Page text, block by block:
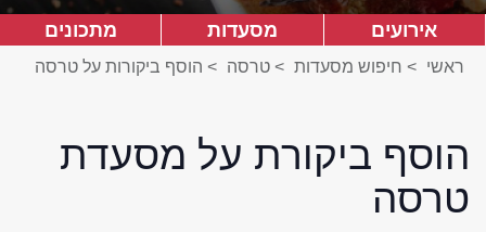
אירועים מסעדות מתכונים
ראשי > חיפוש מסעדות > טרסה > הוסף ביקורות על טרסה
הוסף ביקורת על מסעדת
טרסה